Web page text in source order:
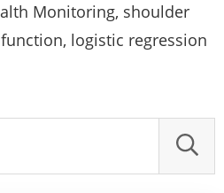
Monitoring, shoulder
logistic regression